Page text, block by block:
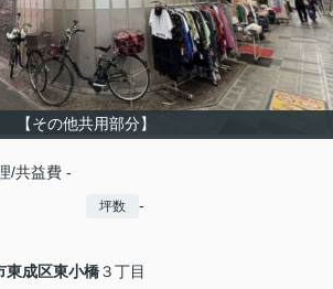
【その他共用部分】
共益費 -
坪数 -
東成区東小橋３丁目